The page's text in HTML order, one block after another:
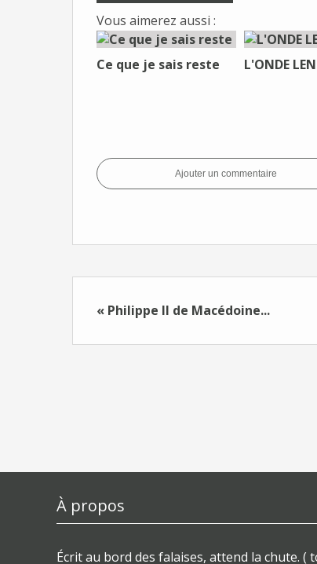
Vous aimerez aussi :
Ce que je sais reste
L'ONDE
Ajouter un commentaire
« Philippe II de Macédoine...
À propos
Écrit au bord des falaises, attend la chute. (